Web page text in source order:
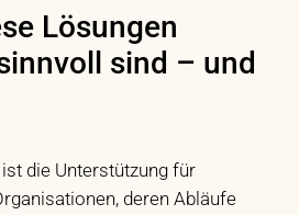
Lösungen
sind – und
die Unterstützung für
deren Abläufe